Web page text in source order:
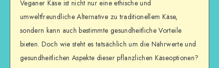
Veganer Käse ist nicht nur eine ethische und
umweltfreundliche Alternative zu traditionellem Käse,
sondern kann auch bestimmte gesundheitliche Vorteile
bieten. Doch wie steht es tatsächlich um die Nährwerte und
gesundheitlichen Aspekte dieser pflanzlichen Käseoptionen?